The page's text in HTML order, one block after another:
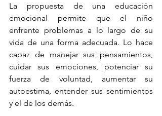
La propuesta de una educación
emocional permite que el niño
enfrente problemas a lo largo de su
vida de una forma adecuada. Lo hace
capaz de manejar sus pensamientos,
cuidar sus emociones, potenciar su
fuerza de voluntad, aumentar su
autoestima, entender sus sentimientos
y el de los demás.